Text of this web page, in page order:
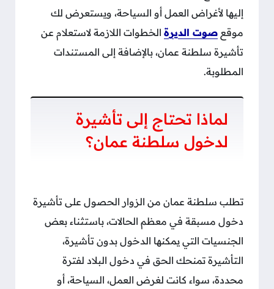
إليها لأغراض العمل أو السياحة، ويستعرض لك
موقع صوت الديرة الخطوات اللازمة لاستعلام عن
تأشيرة سلطنة عمان، بالإضافة إلى المستندات
المطلوبة.
لماذا تحتاج إلى تأشيرة
لدخول سلطنة عمان؟
تطلب سلطنة عمان من الزوار الحصول على تأشيرة
دخول مسبقة في معظم الحالات، باستثناء بعض
الجنسيات التي يمكنها الدخول بدون تأشيرة،
التأشيرة تمنحك الحق في دخول البلاد لفترة
محددة، سواء كانت لغرض العمل، السياحة، أو